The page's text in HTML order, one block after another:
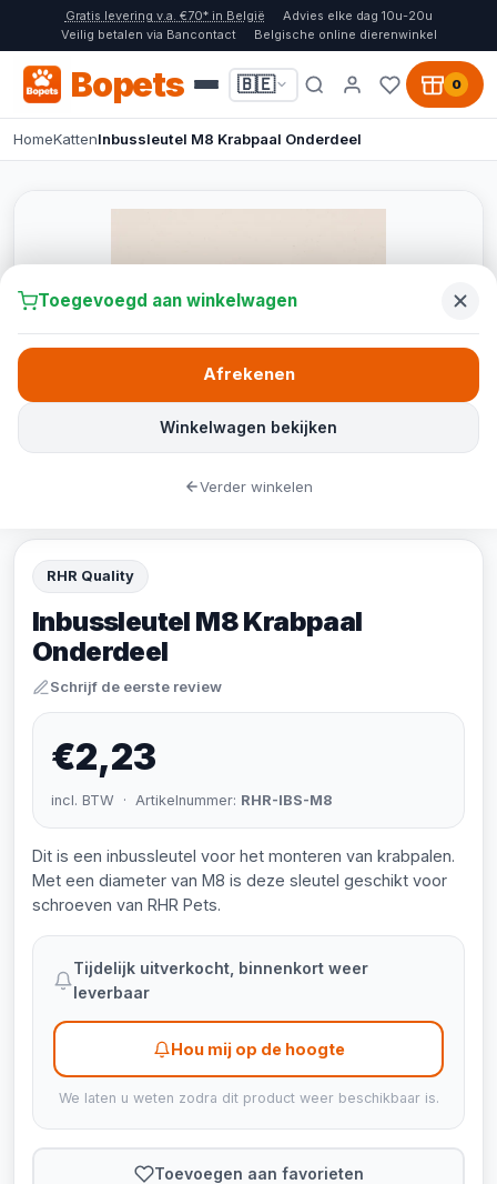
Gratis levering v.a. €70* in België
Advies elke dag 10u-20u
Veilig betalen via Bancontact
Belgische online dierenwinkel
Bopets 🇧🇪 0
HomeKattenInbussleutel M8 Krabpaal Onderdeel
RHR Quality
Inbussleutel M8 Krabpaal
Onderdeel
Schrijf de eerste review
€2,23
incl. BTW · Artikelnummer: RHR-IBS-M8
Dit is een inbussleutel voor het monteren van krabpalen.
Met een diameter van M8 is deze sleutel geschikt voor
schroeven van RHR Pets.
Tijdelijk uitverkocht, binnenkort weer
leverbaar
Hou mij op de hoogte
We laten u weten zodra dit product weer beschikbaar is.
Toevoegen aan favorieten
Toegevoegd aan winkelwagen
Winkelwagen bekijken
Afrekenen
Verder winkelen